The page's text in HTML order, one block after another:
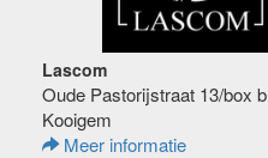
Lascom
Oude Pastorijstraat 13/box b
Kooigem
Meer informatie